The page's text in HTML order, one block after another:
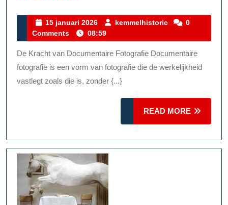
Van
Documentaire
Fotografie:
Verhalen
Vastgelegd
15 januari 2026
15
januari
2026
kemmelhistoric kemmelhistoric
0
Comments
08:59
De Kracht van Documentaire Fotografie Documentaire
fotografie is een vorm van fotografie die de werkelijkheid
vastlegt zoals die is, zonder {...}
READ MORE
MORE